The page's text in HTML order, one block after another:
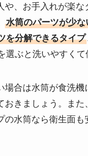
や、お手入れが楽な
水筒のパーツが少な
を分解できるタイプ
選ぶと洗いやすくて
場合は水筒が食洗機
おきましょう。また
の水筒なら衛生面も